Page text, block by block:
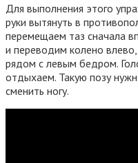
Для выполнения этого
руки вытянуть в
перемещаем таз сначала
и переводим колено
рядом с левым бедром.
отдыхаем. Такую позу
сменить ногу.